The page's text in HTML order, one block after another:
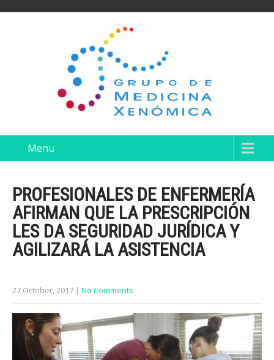
Menu
PROFESIONALES DE ENFERMERÍA
AFIRMAN QUE LA PRESCRIPCIÓN
LES DA SEGURIDAD JURÍDICA Y
AGILIZARÁ LA ASISTENCIA
27 October, 2017 | No Comments